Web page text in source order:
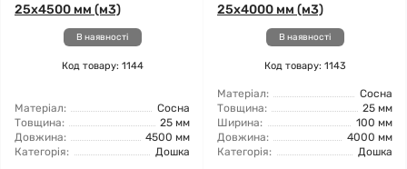
25x4500 мм (м3)
В наявності
Код товару: 1144
Матеріал:
Сосна
Товщина:
25 мм
Довжина:
4500 мм
Категорія:
Дошка
25x4000 мм (м3)
В наявності
Код товару: 1143
Матеріал:
Сосна
Товщина:
25 мм
Ширина:
100 мм
Довжина:
4000 мм
Категорія:
Дошка